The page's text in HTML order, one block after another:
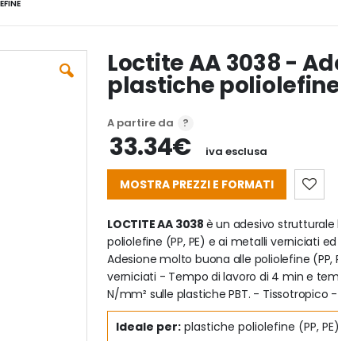
Loctite AA 3038 -
plastiche
A partire da
33.34€ iva esclusa
MOSTRA PREZZI E FORMATI
LOCTITE AA 3038 è un adesivo
poliolefine (PP, PE) e ai metalli verniciati
Adesione molto buona alle poliolefine
verniciati - Tempo di lavoro di 4 min e
N/mm² sulle plastiche PBT. - Tissotropico
Ideale per: plastiche poliolefine (PP,